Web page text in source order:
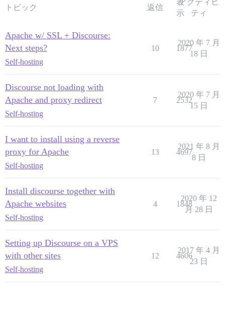
トピック 返信
示
ティ
Apache w/ SSL + Discourse:
Next steps?
Self-hosting
10 1877
2020 年 7 月
18 日
Discourse not loading with
Apache and proxy redirect
Self-hosting
7 2532
2020 年 7 月
15 日
I want to install using a reverse
proxy for Apache
Self-hosting
13 4697
2021 年 8 月
8 日
Install discourse together with
Apache websites
Self-hosting
4 1848
2020 年 12
月 28 日
Setting up Discourse on a VPS
with other sites
Self-hosting
12 4606
2017 年 4 月
23 日